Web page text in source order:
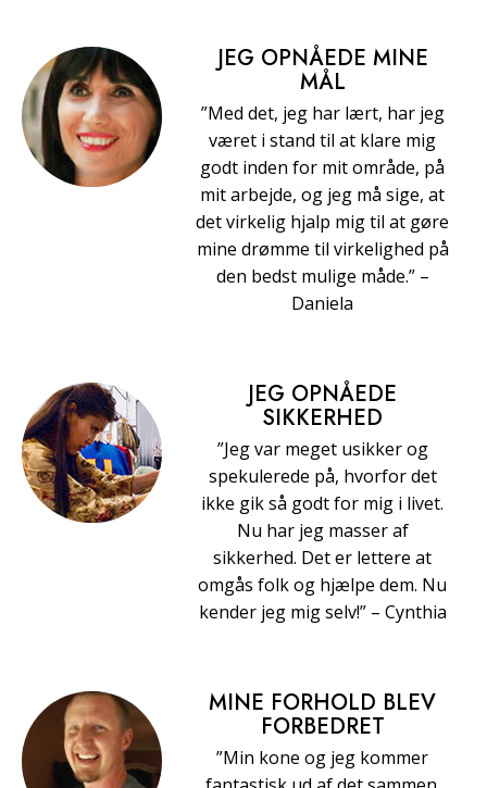
JEG OPNÅEDE MINE
MÅL
”Med det, jeg har lært, har jeg
været i stand til at klare mig
godt inden for mit område, på
mit arbejde, og jeg må sige, at
det virkelig hjalp mig til at gøre
mine drømme til virkelighed på
den bedst mulige måde.” –
Daniela
JEG OPNÅEDE
SIKKERHED
”Jeg var meget usikker og
spekulerede på, hvorfor det
ikke gik så godt for mig i livet.
Nu har jeg masser af
sikkerhed. Det er lettere at
omgås folk og hjælpe dem. Nu
kender jeg mig selv!” – Cynthia
MINE FORHOLD BLEV
FORBEDRET
”Min kone og jeg kommer